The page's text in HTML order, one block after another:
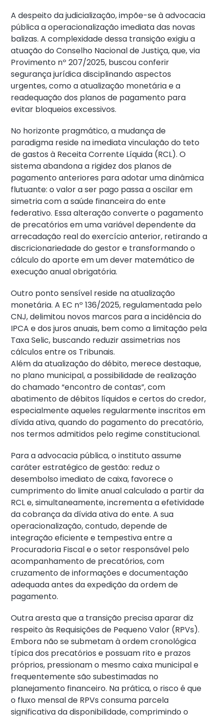
A despeito da judicialização, impõe-se à advocacia
pública a operacionalização imediata das novas
balizas. A complexidade dessa transição exigiu a
atuação do Conselho Nacional de Justiça, que, via
Provimento nº 207/2025, buscou conferir
segurança jurídica disciplinando aspectos
urgentes, como a atualização monetária e a
readequação dos planos de pagamento para
evitar bloqueios excessivos.
No horizonte pragmático, a mudança de
paradigma reside na imediata vinculação do teto
de gastos à Receita Corrente Líquida (RCL). O
sistema abandona a rigidez dos planos de
pagamento anteriores para adotar uma dinâmica
flutuante: o valor a ser pago passa a oscilar em
simetria com a saúde financeira do ente
federativo. Essa alteração converte o pagamento
de precatórios em uma variável dependente da
arrecadação real do exercício anterior, retirando a
discricionariedade do gestor e transformando o
cálculo do aporte em um dever matemático de
execução anual obrigatória.
Outro ponto sensível reside na atualização
monetária. A EC nº 136/2025, regulamentada pelo
CNJ, delimitou novos marcos para a incidência do
IPCA e dos juros anuais, bem como a limitação pela
Taxa Selic, buscando reduzir assimetrias nos
cálculos entre os Tribunais.
Além da atualização do débito, merece destaque,
no plano municipal, a possibilidade de realização
do chamado “encontro de contas”, com
abatimento de débitos líquidos e certos do credor,
especialmente aqueles regularmente inscritos em
dívida ativa, quando do pagamento do precatório,
nos termos admitidos pelo regime constitucional.
Para a advocacia pública, o instituto assume
caráter estratégico de gestão: reduz o
desembolso imediato de caixa, favorece o
cumprimento do limite anual calculado a partir da
RCL e, simultaneamente, incrementa a efetividade
da cobrança da dívida ativa do ente. A sua
operacionalização, contudo, depende de
integração eficiente e tempestiva entre a
Procuradoria Fiscal e o setor responsável pelo
acompanhamento de precatórios, com
cruzamento de informações e documentação
adequada antes da expedição da ordem de
pagamento.
Outra aresta que a transição precisa aparar diz
respeito às Requisições de Pequeno Valor (RPVs).
Embora não se submetam à ordem cronológica
típica dos precatórios e possuam rito e prazos
próprios, pressionam o mesmo caixa municipal e
frequentemente são subestimadas no
planejamento financeiro. Na prática, o risco é que
o fluxo mensal de RPVs consuma parcela
significativa da disponibilidade, comprimindo o